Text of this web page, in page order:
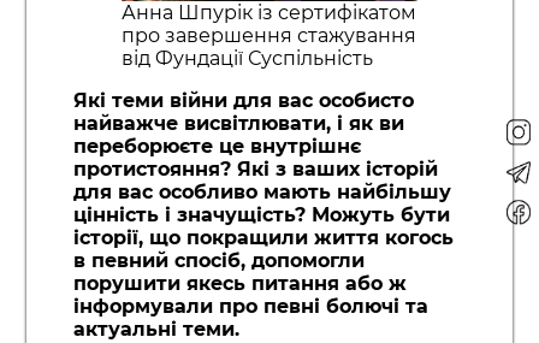
Анна Шпурік із сертифікатом
про завершення стажування
від Фундації Суспільність
Які теми війни для вас особисто
найважче висвітлювати, і як ви
переборюєте це внутрішнє
протистояння? Які з ваших історій
для вас особливо мають найбільшу
цінність і значущість? Можуть бути
історії, що покращили життя когось
в певний спосіб, допомогли
порушити якесь питання або ж
інформували про певні болючі та
актуальні теми.